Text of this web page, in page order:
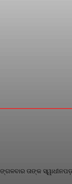
ତାଙ୍କ